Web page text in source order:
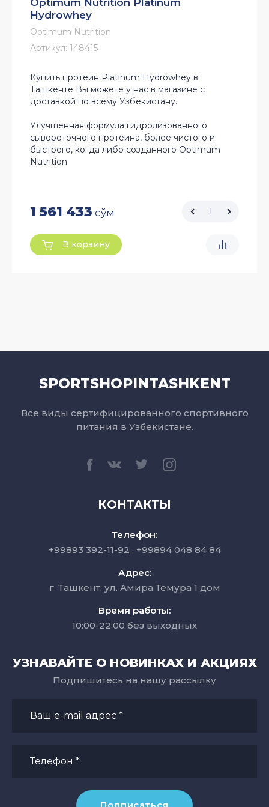
Optimum Nutrition Platinum
Hydrowhey
Optimum Nutrition
Артикул: 148415
Купить протеин Platinum Hydrowhey в
Ташкенте Вы можете у нас в магазине с
доставкой по всему Узбекистану.
Улучшенная формула гидролизованного
сывороточного протеина, более чистого и
быстрого, когда либо созданного Optimum
Nutrition
1 561 433 сўм
В корзину
SPORTSHOPINTASHKENT
Все виды сертифицированного спортивного
питания в Узбекистане.
КОНТАКТЫ
Телефон:
+99893 392-11-92
+99894 048 84 84
Адрес:
г. Ташкент, ул. Амира Темура 1 дом
Время работы:
10:00-22:00 без выходных
УЗНАВАЙТЕ О НОВИНКАХ И АКЦИЯХ
Подпишитесь на нашу рассылку